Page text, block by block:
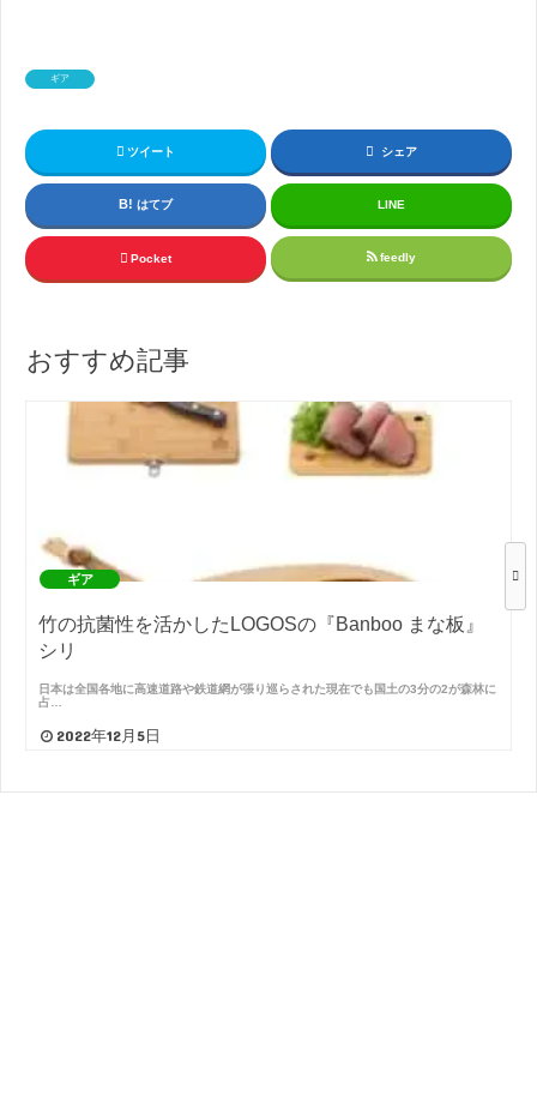
ギア
ツイート シェア
はてブ LINE
Pocket feedly
おすすめ記事
ギア
竹の抗菌性を活かしたLOGOSの『Banboo まな板』
シリ
日本は全国各地に高速道路や鉄道網が張り巡らされた現在でも国土の3分の2が森林に
占…
2022年12月5日